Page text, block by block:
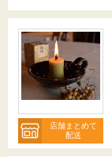
店舗まとめて
配送